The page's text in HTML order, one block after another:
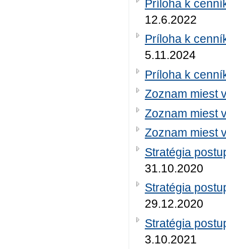
Príloha k
12.6.2022
Príloha k
5.11.2024
Príloha k
Zoznam miest
Zoznam miest
Zoznam miest
Stratégia
31.10.2020
Stratégia
29.12.2020
Stratégia
3.10.2021